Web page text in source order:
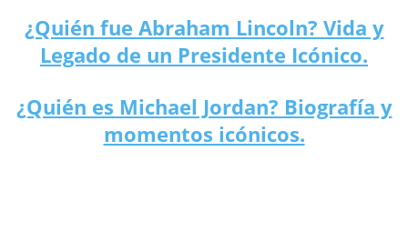
¿Quién fue Abraham Lincoln? Vida y
Legado de un Presidente Icónico.
¿Quién es Michael Jordan? Biografía y
momentos icónicos.